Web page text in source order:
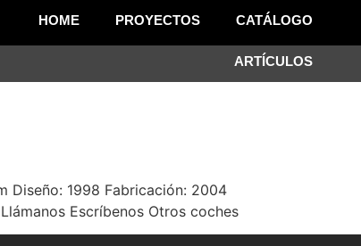
HOME PROYECTOS CATÁLOGO
ARTÍCULOS
Diseño: 1998 Fabricación: 2004
Escríbenos Otros coches